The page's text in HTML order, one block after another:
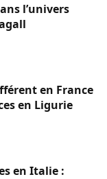
l’univers
en France
en Ligurie
en Italie :